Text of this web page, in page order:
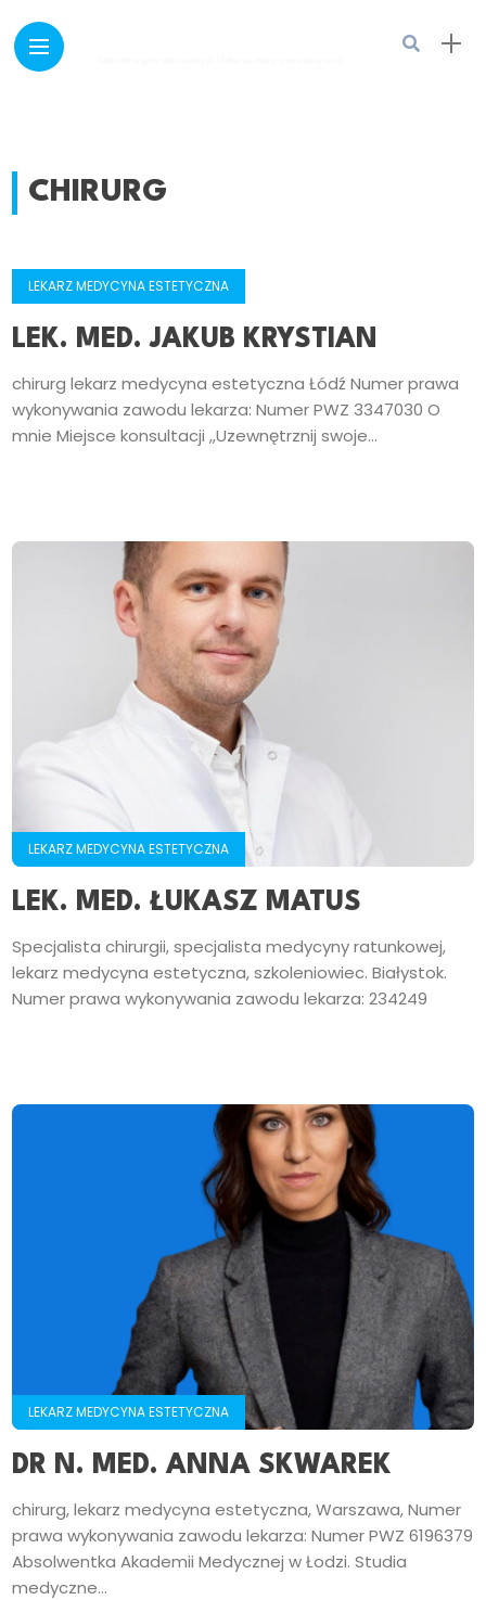
CHIRURG
LEKARZ MEDYCYNA ESTETYCZNA
LEK. MED. JAKUB KRYSTIAN
chirurg lekarz medycyna estetyczna Łódź Numer prawa
wykonywania zawodu lekarza: Numer PWZ 3347030 O
mnie Miejsce konsultacji ,,Uzewnętrznij swoje...
LEKARZ MEDYCYNA ESTETYCZNA
LEK. MED. ŁUKASZ MATUS
Specjalista chirurgii, specjalista medycyny ratunkowej,
lekarz medycyna estetyczna, szkoleniowiec. Białystok.
Numer prawa wykonywania zawodu lekarza: 234249
LEKARZ MEDYCYNA ESTETYCZNA
DR N. MED. ANNA SKWAREK
chirurg, lekarz medycyna estetyczna, Warszawa, Numer
prawa wykonywania zawodu lekarza: Numer PWZ 6196379
Absolwentka Akademii Medycznej w Łodzi. Studia
medyczne...